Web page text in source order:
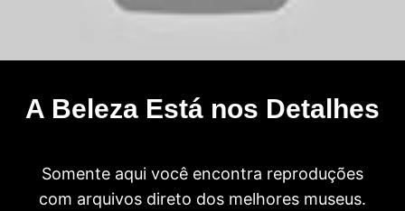
A Beleza Está nos Detalhes
Somente aqui você encontra reproduções
com arquivos direto dos melhores museus.